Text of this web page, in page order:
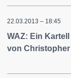
22.03.2013 – 18:45
WAZ: Ein
von Christopher